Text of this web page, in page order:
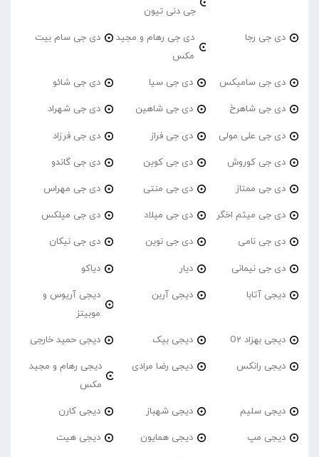
جی دنی تیون
دی جی رجا
دی جی رهام و مجید
مکس
دی جی سام بیت
دی جی سامیکس دی جی سیا دی جی شائو
دی جی شاهرخ دی جی شاهین دی جی شهراد
دی جی علی مولی دی جی فراز دی جی فرزاد
دی جی کوروش دی جی کوین دی جی گاندو
دی جی ممتاز دی جی منتی دی جی مهراس
دی جی میثم اخگر دی جی میلاد دی جی میلکس
دی جی نامی دی جی نوین دی جی نیکان
دی جی نیمانی دیار دیاکو
دیجی آتابا دیجی آربن
دیجی آریوس و
موبیتز
دیجی بهزاد O2 دیجی بیک دیجی حمید خارجی
دیجی رانکس دیجی رضا مرادی
دیجی رهام و مجید
مکس
دیجی سلیم دیجی شهباز دیجی کارن
دیجی مپ دیجی همایون دیجی هیت